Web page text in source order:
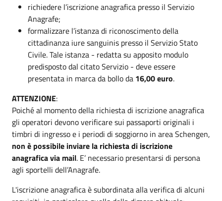
richiedere l’iscrizione anagrafica presso il Servizio
Anagrafe;
formalizzare l’istanza di riconoscimento della
cittadinanza iure sanguinis presso il Servizio Stato
Civile. Tale istanza - redatta su apposito modulo
predisposto dal citato Servizio - deve essere
presentata in marca da bollo da 16,00 euro.
ATTENZIONE:
Poiché al momento della richiesta di iscrizione anagrafica
gli operatori devono verificare sui passaporti originali i
timbri di ingresso e i periodi di soggiorno in area Schengen,
non è possibile inviare la richiesta di iscrizione
anagrafica via mail. E’ necessario presentarsi di persona
agli sportelli dell’Anagrafe.
L'iscrizione anagrafica è subordinata alla verifica di alcuni